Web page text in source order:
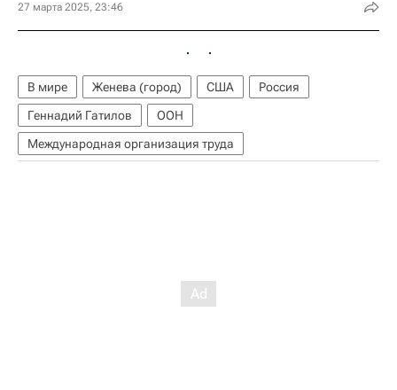
27 марта 2025, 23:46
В мире Женева (город) США
Россия
Геннадий Гатилов
ООН
Международная организация труда